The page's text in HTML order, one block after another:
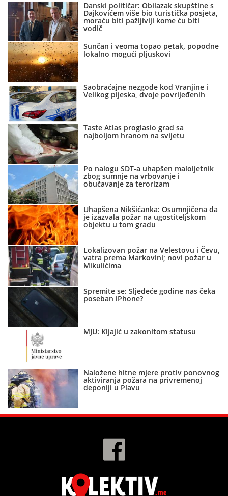
Danski političar: Obilazak skupštine s
Dajkovićem više bio turistička posjeta,
moraću biti pažljiviji kome ću biti
vodič
Sunčan i veoma topao petak, popodne
lokalno mogući pljuskovi
Saobraćajne nezgode kod Vranjine i
Velikog pijeska, dvoje povrijeđenih
Taste Atlas proglasio grad sa
najboljom hranom na svijetu
Po nalogu SDT-a uhapšen maloljetnik
zbog sumnje na vrbovanje i
obučavanje za terorizam
Uhapšena Nikšićanka: Osumnjičena da
je izazvala požar na ugostiteljskom
objektu u tom gradu
Lokalizovan požar na Velestovu i Čevu,
vatra prema Markovini; novi požar u
Mikulićima
Spremite se: Sljedeće godine nas čeka
poseban iPhone?
MJU: Kljajić u zakonitom statusu
Naložene hitne mjere protiv ponovnog
aktiviranja požara na privremenoj
deponiji u Plavu